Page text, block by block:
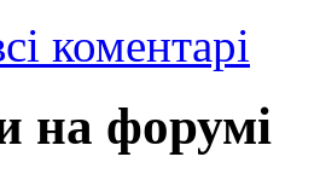
коментарі
на форумі